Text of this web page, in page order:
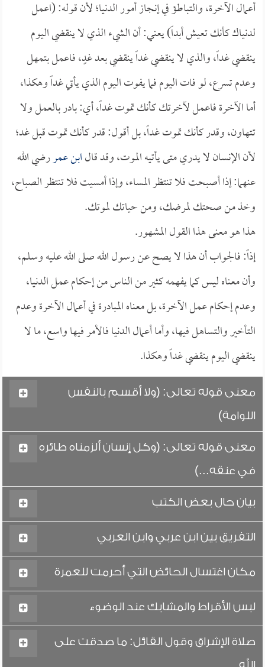
أعمال الآخرة، والتباطؤ في إنجاز أمور الدنيا؛ لأن قوله: (اعمل
لدنياك كأنك تعيش أبداً) يعني: أن الشيء الذي لا ينقضي اليوم
ينقضي غداً، والذي لا ينقضي غداً ينقضي بعد غدٍ، فاعمل بتمهل
وعدم تسرع، لو فات اليوم فما يفوت اليوم الذي يأتي غداً وهكذا،
أما الآخرة فاعمل لآخرتك كأنك تموت غداً، أي: بادر بالعمل ولا
تتهاون، وقدر كأنك تموت غداً، بل أقول: قدر كأنك تموت قبل غد؛
لأن الإنسان لا يدري متى يأتيه الموت، وقد قالابن عمررضي الله
عنهما: إذا أصبحت فلا تنتظر المساء، وإذا أمسيت فلا تنتظر الصباح،
وخذ من صحتك لمرضك، ومن حياتك لموتك.
هذا هو معنى هذا القول المشهور.
إذاً: فالجواب أن هذا لا يصح عن رسول الله صلى الله عليه وسلم،
وأن معناه ليس كما يفهمه كثير من الناس من إحكام عمل الدنيا،
وعدم إحكام عمل الآخرة، بل معناه المبادرة في أعمال الآخرة وعدم
التأخير والتساهل فيها، وأما أعمال الدنيا فالأمر فيها واسع، ما لا
ينقضي اليوم ينقضي غداً وهكذا.
معنى قوله تعالى: (ولا أقسم بالنفس
اللوامة)
معنى قوله تعالى: (وكل إنسان ألزمناه طائره
في عنقه...)
بيان حال بعض الكتب
التفريق بين ابن عربي وابن العربي
مكان اغتسال الحائض التي أحرمت للعمرة
لبس الأقراط والمشابك عند الوضوء
صلاة الإشراق وقول القائل: ما صدقت على